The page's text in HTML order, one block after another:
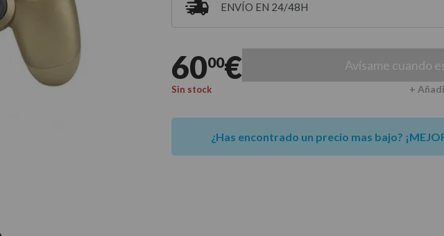
ENVÍO EN 24/48H
6000€ Avísame cuando
Sin stock +
¿Has encontrado un precio mas bajo?